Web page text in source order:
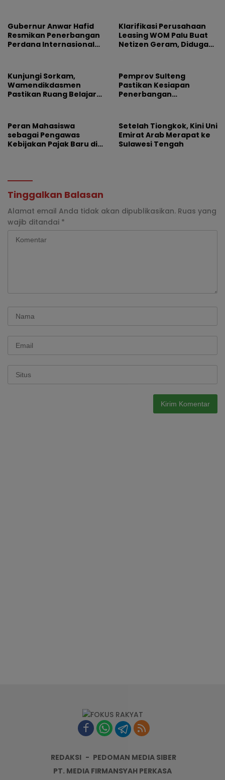
Gubernur Anwar Hafid
Resmikan Penerbangan
Perdana Internasional
Klarifikasi Perusahaan
Leasing WOM Palu Buat
Netizen Geram, Diduga
Kunjungi Sorkam,
Wamendikdasmen
Pastikan Ruang Belajar
Pemprov Sulteng
Pastikan Kesiapan
Penerbangan
Peran Mahasiswa
sebagai Pengawas
Kebijakan Pajak Baru di
Setelah Tiongkok, Kini Uni
Emirat Arab Merapat ke
Sulawesi Tengah
Tinggalkan Balasan
Alamat email Anda tidak akan dipublikasikan. Ruas yang
wajib ditandai *
REDAKSI
PEDOMAN MEDIA SIBER
PT. MEDIA FIRMANSYAH PERKASA